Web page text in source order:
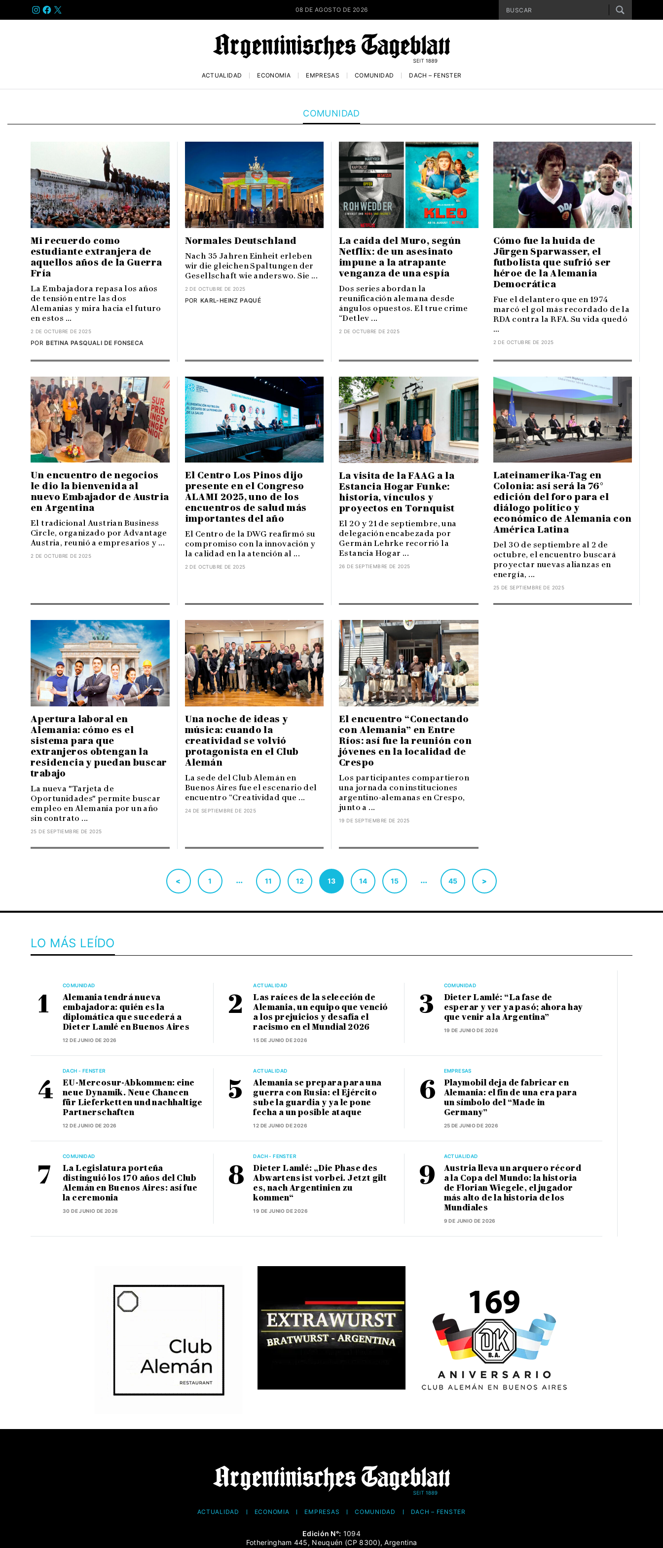
INSTAGRAM
FACEBOOK
X 08 DE AGOSTO DE 2026
ACTUALIDAD ECONOMÍA EMPRESAS COMUNIDAD DACH – FENSTER
COMUNIDAD
Mi recuerdo como
estudiante extranjera de
aquellos años de la Guerra
Fría
La Embajadora repasa los años
de tensión entre las dos
Alemanias y mira hacia el futuro
en estos ...
2 DE OCTUBRE DE 2025
BETINA PASQUALI DE FONSECA
POR
Normales Deutschland
Nach 35 Jahren Einheit erleben
wir die gleichen Spaltungen der
Gesellschaft wie anderswo. Sie ...
2 DE OCTUBRE DE 2025
KARL-HEINZ PAQUÉ
POR
La caída del Muro, según
Netflix: de un asesinato
impune a la atrapante
venganza de una espía
Dos series abordan la
reunificación alemana desde
ángulos opuestos. El true crime
“Detlev ...
2 DE OCTUBRE DE 2025
Cómo fue la huida de
Jürgen Sparwasser, el
futbolista que sufrió ser
héroe de la Alemania
Democrática
Fue el delantero que en 1974
marcó el gol más recordado de la
RDA contra la RFA. Su vida quedó
...
2 DE OCTUBRE DE 2025
Un encuentro de negocios
le dio la bienvenida al
nuevo Embajador de Austria
en Argentina
El tradicional Austrian Business
Circle, organizado por Advantage
Austria, reunió a empresarios y ...
2 DE OCTUBRE DE 2025
El Centro Los Pinos dijo
presente en el Congreso
ALAMI 2025, uno de los
encuentros de salud más
importantes del año
El Centro de la DWG reafirmó su
compromiso con la innovación y
la calidad en la atención al ...
2 DE OCTUBRE DE 2025
La visita de la FAAG a la
Estancia Hogar Funke:
historia, vínculos y
proyectos en Tornquist
El 20 y 21 de septiembre, una
delegación encabezada por
Germán Lehrke recorrió la
Estancia Hogar ...
26 DE SEPTIEMBRE DE 2025
Lateinamerika-Tag en
Colonia: así será la 76°
edición del foro para el
diálogo político y
económico de Alemania con
América Latina
Del 30 de septiembre al 2 de
octubre, el encuentro buscará
proyectar nuevas alianzas en
energía, ...
25 DE SEPTIEMBRE DE 2025
Apertura laboral en
Alemania: cómo es el
sistema para que
extranjeros obtengan la
residencia y puedan buscar
trabajo
La nueva "Tarjeta de
Oportunidades" permite buscar
empleo en Alemania por un año
sin contrato ...
25 DE SEPTIEMBRE DE 2025
Una noche de ideas y
música: cuando la
creatividad se volvió
protagonista en el Club
Alemán
La sede del Club Alemán en
Buenos Aires fue el escenario del
encuentro “Creatividad que ...
24 DE SEPTIEMBRE DE 2025
El encuentro “Conectando
con Alemania” en Entre
Ríos: así fue la reunión con
jóvenes en la localidad de
Crespo
Los participantes compartieron
una jornada con instituciones
argentino-alemanas en Crespo,
junto a ...
19 DE SEPTIEMBRE DE 2025
< 1 … 11 12 13 14 15 … 45 >
LO MÁS LEÍDO
COMUNIDAD
Alemania tendrá nueva
embajadora: quién es la
diplomática que sucederá a
Dieter Lamlé en Buenos Aires
12 DE JUNIO DE 2026
ACTUALIDAD
Las raíces de la selección de
Alemania, un equipo que venció
a los prejuicios y desafía el
racismo en el Mundial 2026
15 DE JUNIO DE 2026
COMUNIDAD
Dieter Lamlé: “La fase de
esperar y ver ya pasó; ahora hay
que venir a la Argentina”
19 DE JUNIO DE 2026
DACH - FENSTER
EU-Mercosur-Abkommen: eine
neue Dynamik. Neue Chancen
für Lieferketten und nachhaltige
Partnerschaften
12 DE JUNIO DE 2026
ACTUALIDAD
Alemania se prepara para una
guerra con Rusia: el Ejército
sube la guardia y ya le pone
fecha a un posible ataque
12 DE JUNIO DE 2026
EMPRESAS
Playmobil deja de fabricar en
Alemania: el fin de una era para
un símbolo del “Made in
Germany”
25 DE JUNIO DE 2026
COMUNIDAD
La Legislatura porteña
distinguió los 170 años del Club
Alemán en Buenos Aires: así fue
la ceremonia
30 DE JUNIO DE 2026
DACH - FENSTER
Dieter Lamlé: „Die Phase des
Abwartens ist vorbei. Jetzt gilt
es, nach Argentinien zu
kommen“
19 DE JUNIO DE 2026
ACTUALIDAD
Austria lleva un arquero récord
a la Copa del Mundo: la historia
de Florian Wiegele, el jugador
más alto de la historia de los
Mundiales
9 DE JUNIO DE 2026
ACTUALIDAD ECONOMÍA EMPRESAS COMUNIDAD DACH – FENSTER
Edición N°: 1094
Fotheringham 445, Neuquén (CP 8300), Argentina